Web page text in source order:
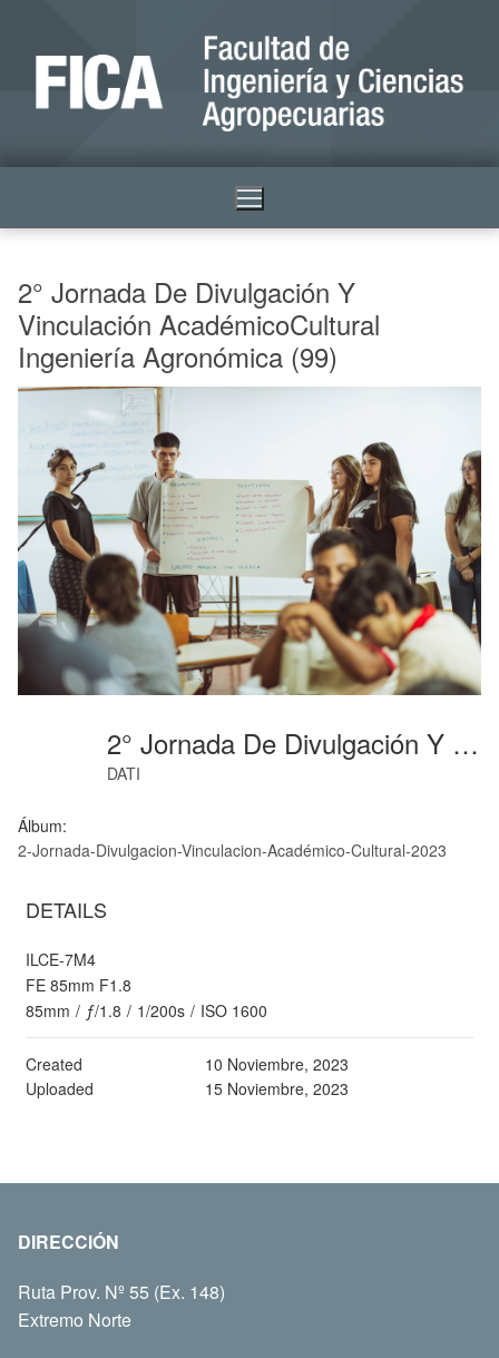
2° Jornada De Divulgación Y
Vinculación AcadémicoCultural
Ingeniería Agronómica (99)
2° Jornada De Divulgación Y Vinculación AcadémicoCultural Ingeniería Agronómica (99)
DATI
Álbum:
2-Jornada-Divulgacion-Vinculacion-Académico-Cultural-2023
DETAILS
ILCE-7M4
FE 85mm F1.8
85mm / ƒ/1.8 / 1/200s / ISO 1600
Created
10 Noviembre, 2023
Uploaded
15 Noviembre, 2023
DIRECCIÓN
Ruta Prov. Nº 55 (Ex. 148)
Extremo Norte